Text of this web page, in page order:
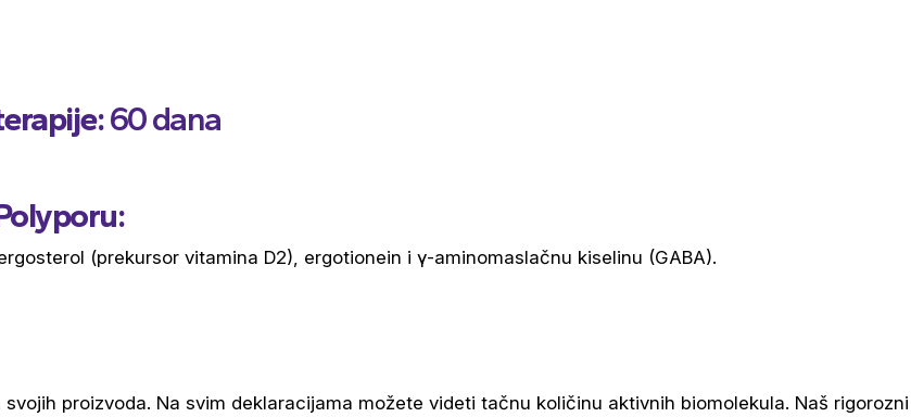
60 dana
(prekursor vitamina D2), ergotionein i γ-aminomaslačnu kiselinu (GABA).
proizvoda. Na svim deklaracijama možete videti tačnu količinu aktivnih biomolekula. Naš rigorozni